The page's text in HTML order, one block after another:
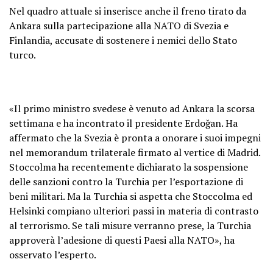
Nel quadro attuale si inserisce anche il freno tirato da
Ankara sulla partecipazione alla NATO di Svezia e
Finlandia, accusate di sostenere i nemici dello Stato
turco.
«Il primo ministro svedese è venuto ad Ankara la scorsa
settimana e ha incontrato il presidente Erdoğan. Ha
affermato che la Svezia è pronta a onorare i suoi impegni
nel memorandum trilaterale firmato al vertice di Madrid.
Stoccolma ha recentemente dichiarato la sospensione
delle sanzioni contro la Turchia per l’esportazione di
beni militari. Ma la Turchia si aspetta che Stoccolma ed
Helsinki compiano ulteriori passi in materia di contrasto
al terrorismo. Se tali misure verranno prese, la Turchia
approverà l’adesione di questi Paesi alla NATO», ha
osservato l’esperto.